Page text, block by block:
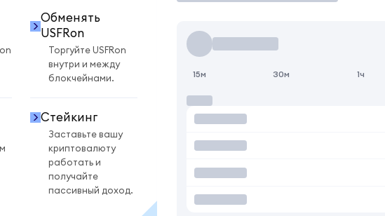
Обменять
USFRon
Торгуйте USFRon
внутри и между
блокчейнами.
Стейкинг
Заставьте вашу
криптовалюту
работать и
получайте
пассивный доход.
15м 30м 1ч